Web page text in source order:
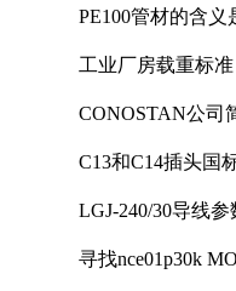
PE100管材的含义
工业厂房载重标
CONOSTAN公司
C13和C14插头国
LGJ-240/30导线
寻找nce01p30k